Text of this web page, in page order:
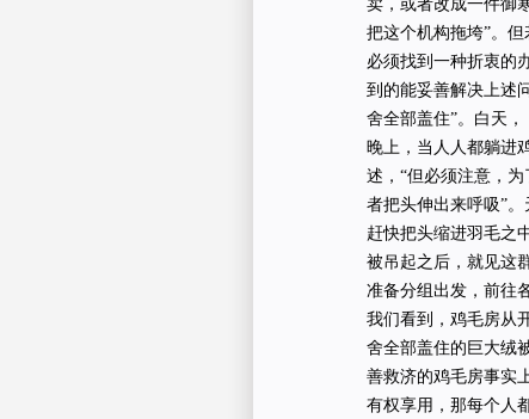
卖，或者改成一件御
把这个机构拖垮”。
必须找到一种折衷的
到的能妥善解决上述
舍全部盖住”。白天
晚上，当人人都躺进
述，“但必须注意，
者把头伸出来呼吸”
赶快把头缩进羽毛之
被吊起之后，就见这
准备分组出发，前往
我们看到，鸡毛房从
舍全部盖住的巨大绒
善救济的鸡毛房事实
有权享用，那每个人